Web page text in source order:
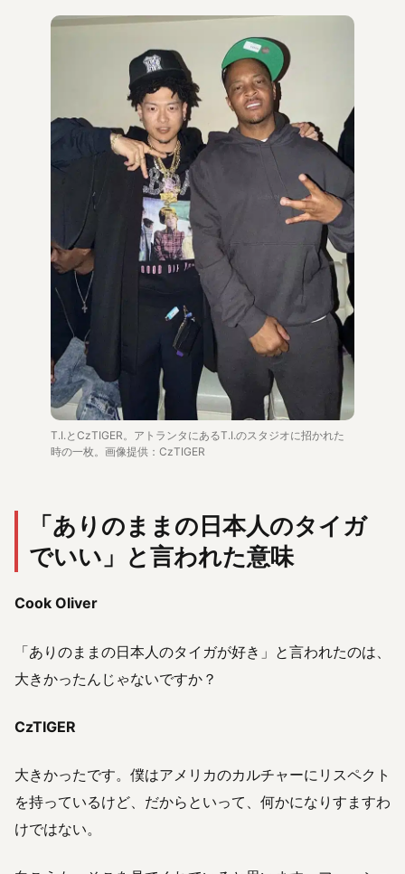
T.I.とCzTIGER。アトランタにあるT.I.のスタジオに招かれた
時の一枚。画像提供：CzTIGER
「ありのままの日本人のタイガ
でいい」と言われた意味
Cook Oliver
「ありのままの日本人のタイガが好き」と言われたのは、
大きかったんじゃないですか？
CzTIGER
大きかったです。僕はアメリカのカルチャーにリスペクト
を持っているけど、だからといって、何かになりすますわ
けではない。